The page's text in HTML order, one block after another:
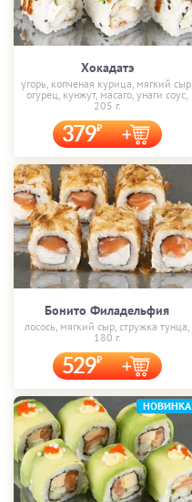
Хокадатэ
угорь, копченая курица, мягкий сыр,
огурец, кунжут, масаго, унаги соус,
205 г.
379
Бонито Филадельфия
лосось, мягкий сыр, стружка тунца,
180 г.
529
НОВИНКА